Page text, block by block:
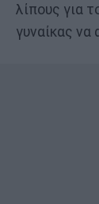
λίπους για
γυναίκας να